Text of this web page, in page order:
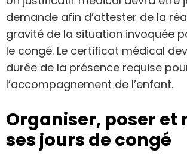
demande afin d’attester de la
gravité de la situation invoquée
le congé. Le certificat médical
durée de la présence requise
l’accompagnement de l’enfant.
Organiser, poser et
ses jours de congé